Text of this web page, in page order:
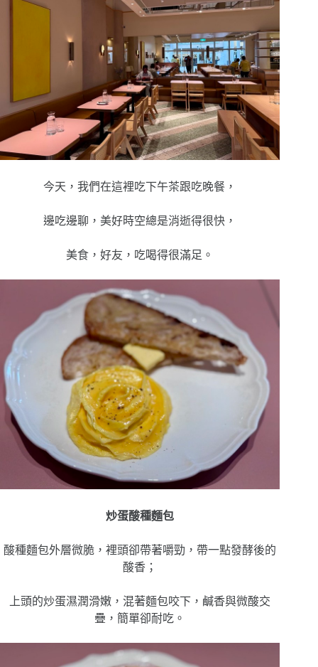
今天，我們在這裡吃下午茶跟吃晚餐，
邊吃邊聊，美好時空總是消逝得很快，
美食，好友，吃喝得很滿足。
炒蛋酸種麵包
酸種麵包外層微脆，裡頭卻帶著嚼勁， 帶一點發酵後的
酸香；
上頭的炒蛋濕潤滑嫩，混著麵包咬下，鹹香與微酸交
疊，簡單卻耐吃。